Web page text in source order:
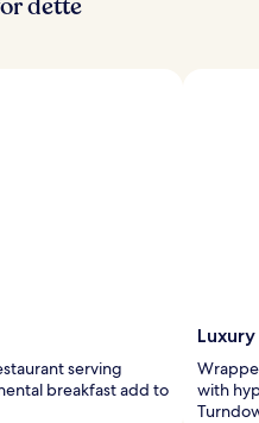
dette
serving
breakfast add to
with